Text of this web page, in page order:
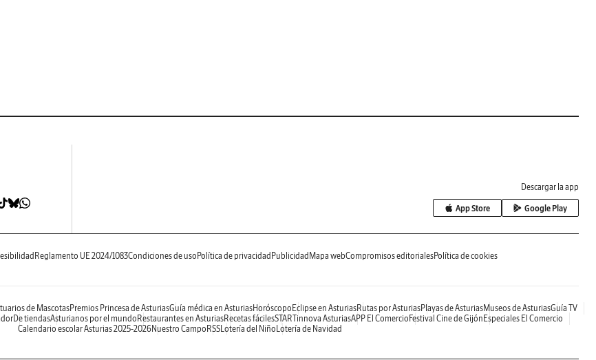
Descargar la app
App Store Google Play
Reglamento UE 2024/1083Condiciones de uso Política de privacidad Publicidad Mapa webCompromisos editorialesPolítica de cookies
de MascotasPremios Princesa de AsturiasGuía médica en AsturiasHoróscopo Eclipse en AsturiasRutas por AsturiasPlayas de AsturiasMuseos de AsturiasGuía TV
De tiendasAsturianos por el mundo Restaurantes en AsturiasRecetas fácilesSTARTinnova AsturiasAPP El Comercio Festival Cine de Gijón Especiales El Comercio
Calendario escolar Asturias 2025-2026Nuestro Campo RSSLotería del Niño Lotería de Navidad